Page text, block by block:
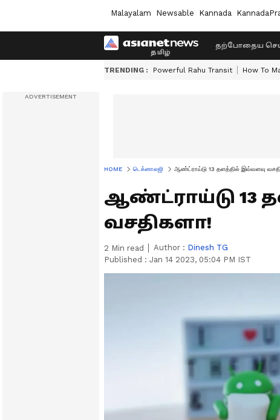
Malayalam Newsable Kannada
தற்போதைய
TRENDING : Powerful Rahu Transit How To
HOME டெக்னாலஜி ஆண்ட்ராய்டு 13 தளத்தில் இவ்வளவு
ஆண்ட்ராய்டு 13
வசதிகளா!
2 Min read Author : Dinesh TG
Published : Jan 14 2023, 05:04 PM IST